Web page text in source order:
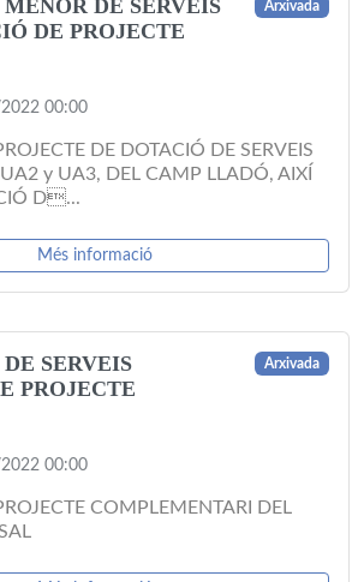
DE SERVEIS
DE PROJECTE
Arxivada
00:00
DE DOTACIÓ DE SERVEIS
UA2 y UA3, DEL CAMP LLADÓ, AIXÍ
D...
Més informació
SERVEIS
PROJECTE
Arxivada
00:00
COMPLEMENTARI DEL